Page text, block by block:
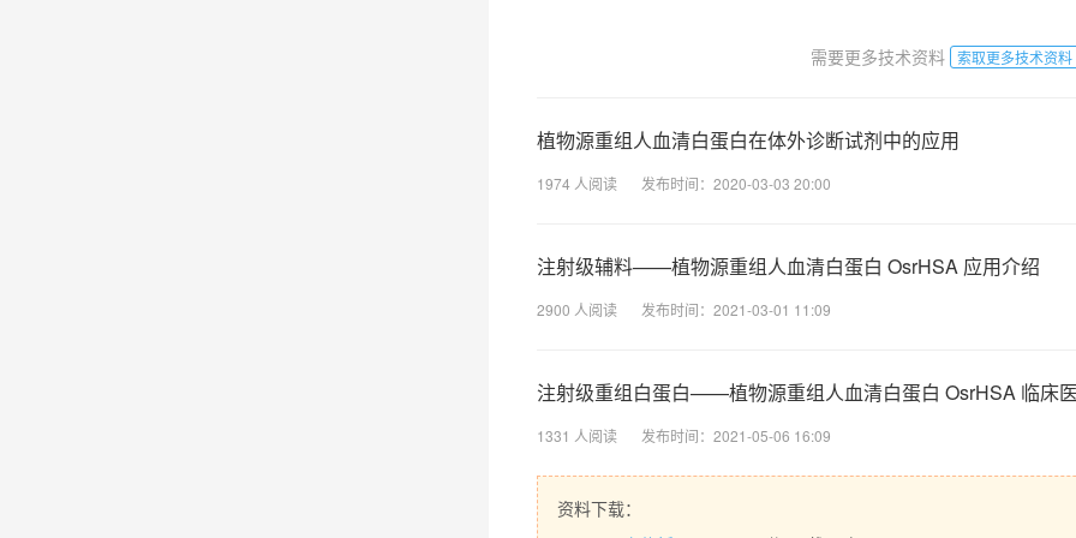
需要更多技术资料 索取更多技术资料
植物源重组人血清白蛋白在体外诊断试剂中的应用
1974 人阅读 发布时间： 2020-03-03 20:00
注射级辅料——植物源重组人血清白蛋白 OsrHSA 应用介绍
2900 人阅读 发布时间： 2021-03-01 11:09
注射级重组白蛋白——植物源重组人血清白蛋白 OsrHSA 临床
1331 人阅读 发布时间： 2021-05-06 16:09
资料下载：